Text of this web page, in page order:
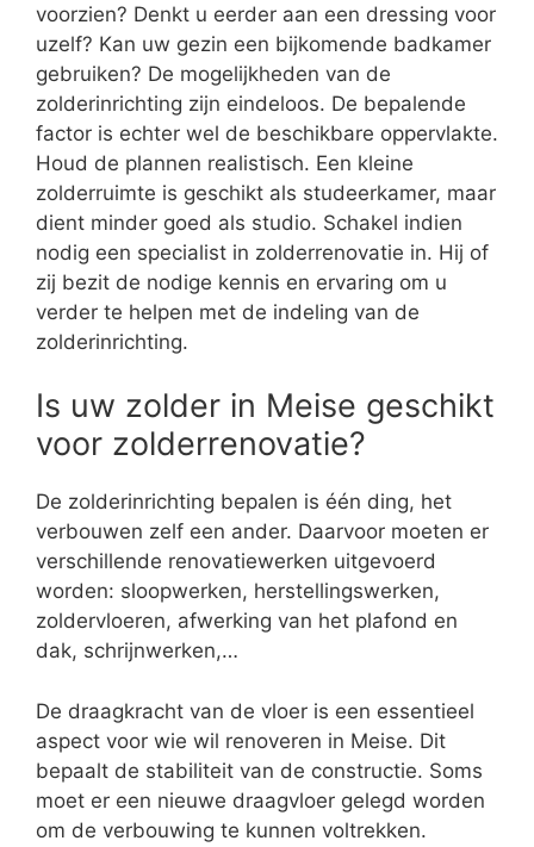
voorzien? Denkt u eerder aan een dressing voor
uzelf? Kan uw gezin een bijkomende badkamer
gebruiken? De mogelijkheden van de
zolderinrichting zijn eindeloos. De bepalende
factor is echter wel de beschikbare oppervlakte.
Houd de plannen realistisch. Een kleine
zolderruimte is geschikt als studeerkamer, maar
dient minder goed als studio. Schakel indien
nodig een specialist in zolderrenovatie in. Hij of
zij bezit de nodige kennis en ervaring om u
verder te helpen met de indeling van de
zolderinrichting.
Is uw zolder in Meise geschikt
voor zolderrenovatie?
De zolderinrichting bepalen is één ding, het
verbouwen zelf een ander. Daarvoor moeten er
verschillende renovatiewerken uitgevoerd
worden: sloopwerken, herstellingswerken,
zoldervloeren, afwerking van het plafond en
dak, schrijnwerken,…
De draagkracht van de vloer is een essentieel
aspect voor wie wil renoveren in Meise. Dit
bepaalt de stabiliteit van de constructie. Soms
moet er een nieuwe draagvloer gelegd worden
om de verbouwing te kunnen voltrekken.